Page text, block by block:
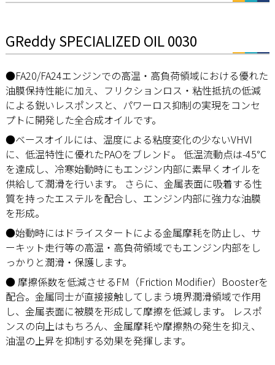
GReddy SPECIALIZED OIL 0030
●FA20/FA24エンジンでの高温・高負荷領域における優れた
油膜保持性能に加え、フリクションロス・粘性抵抗の低減
による鋭いレスポンスと、パワーロス抑制の実現をコンセ
プトに開発した全合成オイルです。
●ベースオイルには、温度による粘度変化の少ないVHVI
に、低温特性に優れたPAOをブレンド。 低温流動点は-45℃
を達成し、冷寒始動時にもエンジン内部に素早くオイルを
供給して潤滑を行います。 さらに、金属表面に吸着する性
質を持ったエステルを配合し、エンジン内部に強力な油膜
を形成。
●始動時にはドライスタートによる金属摩耗を防止し、サ
ーキット走行等の高温・高負荷領域でもエンジン内部をし
っかりと潤滑・保護します。
● 摩擦係数を低減させるFM（Friction Modifier）Boosterを
配合。金属同士が直接接触してしまう境界潤滑領域で作用
し、金属表面に被膜を形成して摩擦を低減します。 レスポ
ンスの向上はもちろん、金属摩耗や摩擦熱の発生を抑え、
油温の上昇を抑制する効果を発揮します。